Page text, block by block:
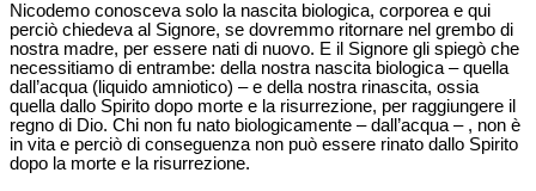
Nicodemo conosceva solo la nascita biologica, corporea e qui
perciò chiedeva al Signore, se dovremmo ritornare nel grembo di
nostra madre, per essere nati di nuovo. E il Signore gli spiegò che
necessitiamo di entrambe: della nostra nascita biologica – quella
dall’acqua (liquido amniotico) – e della nostra rinascita, ossia
quella dallo Spirito dopo morte e la risurrezione, per raggiungere il
regno di Dio. Chi non fu nato biologicamente – dall’acqua – , non è
in vita e perciò di conseguenza non può essere rinato dallo Spirito
dopo la morte e la risurrezione.